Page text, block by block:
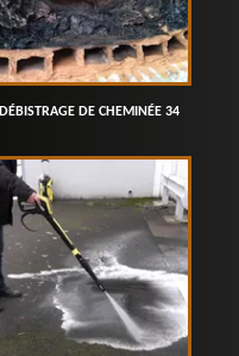
DÉBISTRAGE DE CHEMINÉE 34